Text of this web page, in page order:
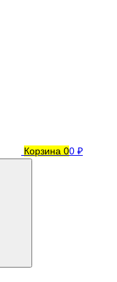
Корзина 00 ₽